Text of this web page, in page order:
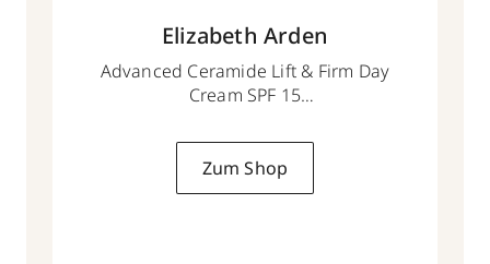
Elizabeth Arden
Advanced Ceramide Lift & Firm Day
Cream SPF 15
Zum Shop